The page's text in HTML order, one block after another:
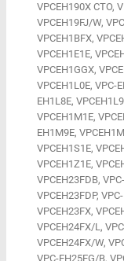
VPCEH190X CTO,
VPCEH19FJ/W,
VPCEH1BFX,
VPCEH1E1E,
VPCEH1GGX,
VPCEH1L0E, VPC-
EH1L8E,
VPCEH1M1E,
EH1M9E,
VPCEH1S1E,
VPCEH1Z1E,
VPCEH23FDB,
VPCEH23FDP,
VPCEH23FX,
VPCEH24FX/L,
VPCEH24FX/W,
VPC-EH25EG/B,